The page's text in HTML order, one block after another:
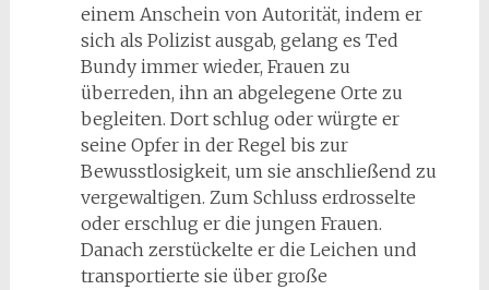
einem Anschein von Autorität, indem er
sich als Polizist ausgab, gelang es Ted
Bundy immer wieder, Frauen zu
überreden, ihn an abgelegene Orte zu
begleiten. Dort schlug oder würgte er
seine Opfer in der Regel bis zur
Bewusstlosigkeit, um sie anschließend zu
vergewaltigen. Zum Schluss erdrosselte
oder erschlug er die jungen Frauen.
Danach zerstückelte er die Leichen und
transportierte sie über große